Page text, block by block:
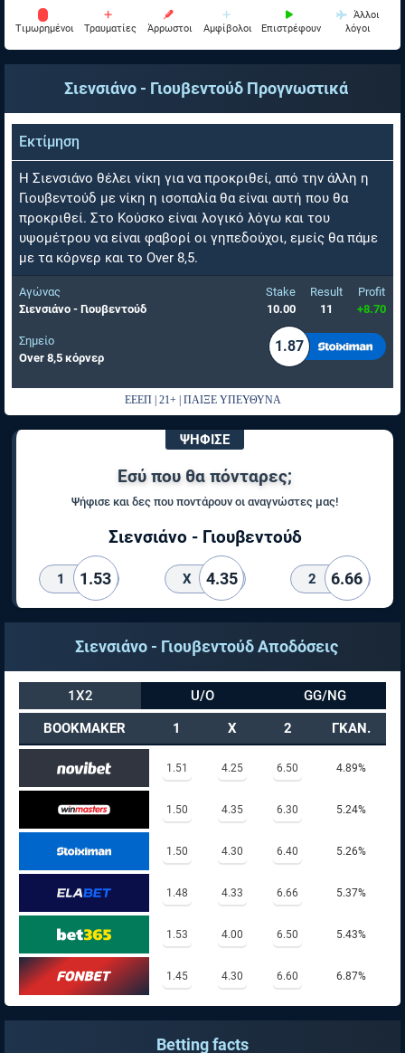
Tιμωρημένοι Τραυματίες Άρρωστοι Αμφίβολοι Επιστρέφουν
Άλλοι
λόγοι
Σιενσιάνο - Γιουβεντούδ Προγνωστικά
Εκτίμηση
Η Σιενσιάνο θέλει νίκη για να προκριθεί, από την άλλη η
Γιουβεντούδ με νίκη η ισοπαλία θα είναι αυτή που θα
προκριθεί. Στο Κούσκο είναι λογικό λόγω και του
υψομέτρου να είναι φαβορί οι γηπεδούχοι, εμείς θα πάμε
με τα κόρνερ και το Over 8,5.
Αγώνας
Σιενσιάνο - Γιουβεντούδ
Stake
10.00
Result
11
Profit
+8.70
Σημείο
Over 8,5 κόρνερ
1.87
ΕΕΕΠ | 21+ | ΠΑΙΞΕ ΥΠΕΥΘΥΝΑ
ΨΗΦΙΣΕ
Εσύ που θα πόνταρες;
Ψήφισε και δες που ποντάρουν οι αναγνώστες μας!
Σιενσιάνο - Γιουβεντούδ
1 1.53 X 4.35 2 6.66
Σιενσιάνο - Γιουβεντούδ Αποδόσεις
1X2 U/O
GG/NG
BOOKMAKER
1 X 2 ΓΚΑΝ.
1.51 4.25 6.50 4.89%
1.50 4.35 6.30 5.24%
1.50 4.30 6.40 5.26%
1.48 4.33 6.66 5.37%
1.53 4.00 6.50 5.43%
1.45 4.30 6.60 6.87%
Betting facts